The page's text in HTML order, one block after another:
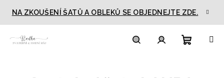
obsah
NA ZKOUŠENÍ ŠATŮ A OBLEKŮ SE OBJEDNEJTE ZDE.